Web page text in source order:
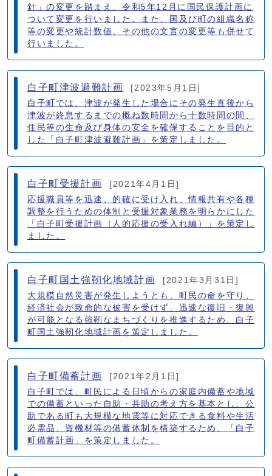
針」の変更を踏まえ、令和5年12月に国民保護計画に
ついて変更を行いました。また、国及び町の組織名称
等の変更や統計数値、その他の文言の変更等も併せて
行いました。
白子町津波避難計画
[2023年5月1日]
白子町では、津波が発生した場合にその発生直後から
津波が終息するまでの概ね数時間から十数時間の間、
住民等の生命及び身体の安全を確保することを目的と
した「白子町津波避難計画」を策定しました。
白子町受援計画
[2021年4月1日]
応援職員等を迅速、的確に受け入れ、情報共有や各種
調整を行うための体制と受援対象業務を明らかにした
「白子町受援計画（人的応援の受入れ編）」を策定し
ました。
白子町国土強靭化地域計画
[2021年3月31日]
大規模自然災害が発生しようとも、町民の命を守り、
経済社会が致命的な被害を受けず、迅速な復旧・復興
が可能となる強靭なまちづくりを推進するため、白子
町国土強靭化地域計画を策定しました。
白子町備蓄計画
[2021年2月1日]
白子町では、町民による日頃からの家庭内備蓄や地域
での備蓄といった自助・共助の考え方を基本とし、公
助である町も大規模な地震等に対応できる食料や生活
必需品、資機材等の備蓄体制を構築するため、「白子
町備蓄計画」を策定しました。